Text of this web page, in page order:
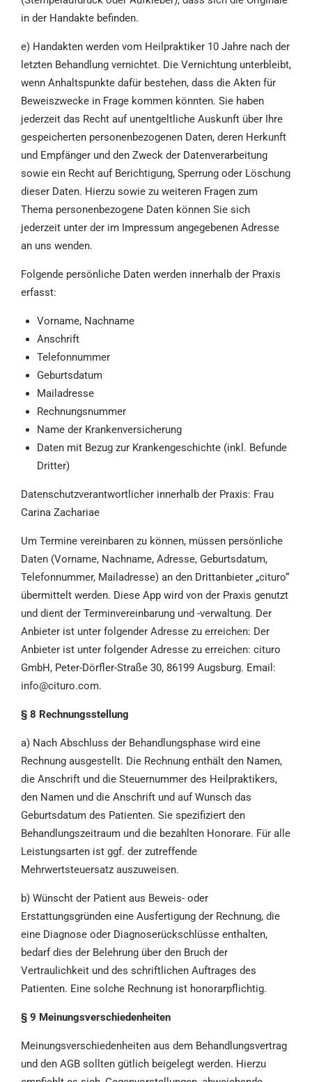
in der Handakte befinden.
e) Handakten werden vom Heilpraktiker 10 Jahre nach der
letzten Behandlung vernichtet. Die Vernichtung unterbleibt,
wenn Anhaltspunkte dafür bestehen, dass die Akten für
Beweiszwecke in Frage kommen könnten. Sie haben
jederzeit das Recht auf unentgeltliche Auskunft über Ihre
gespeicherten personenbezogenen Daten, deren Herkunft
und Empfänger und den Zweck der Datenverarbeitung
sowie ein Recht auf Berichtigung, Sperrung oder Löschung
dieser Daten. Hierzu sowie zu weiteren Fragen zum
Thema personenbezogene Daten können Sie sich
jederzeit unter der im Impressum angegebenen Adresse
an uns wenden.
Folgende persönliche Daten werden innerhalb der Praxis
erfasst:
Vorname, Nachname
Anschrift
Telefonnummer
Geburtsdatum
Mailadresse
Rechnungsnummer
Name der Krankenversicherung
Daten mit Bezug zur Krankengeschichte (inkl. Befunde
Dritter)
Datenschutzverantwortlicher innerhalb der Praxis: Frau
Carina Zachariae
Um Termine vereinbaren zu können, müssen persönliche
Daten (Vorname, Nachname, Adresse, Geburtsdatum,
Telefonnummer, Mailadresse) an den Drittanbieter „cituro“
übermittelt werden. Diese App wird von der Praxis genutzt
und dient der Terminvereinbarung und -verwaltung. Der
Anbieter ist unter folgender Adresse zu erreichen: Der
Anbieter ist unter folgender Adresse zu erreichen: cituro
GmbH, Peter-Dörfler-Straße 30, 86199 Augsburg. Email:
info@cituro.com.
§ 8 Rechnungsstellung
a) Nach Abschluss der Behandlungsphase wird eine
Rechnung ausgestellt. Die Rechnung enthält den Namen,
die Anschrift und die Steuernummer des Heilpraktikers,
den Namen und die Anschrift und auf Wunsch das
Geburtsdatum des Patienten. Sie spezifiziert den
Behandlungszeitraum und die bezahlten Honorare. Für alle
Leistungsarten ist ggf. der zutreffende
Mehrwertsteuersatz auszuweisen.
b) Wünscht der Patient aus Beweis- oder
Erstattungsgründen eine Ausfertigung der Rechnung, die
eine Diagnose oder Diagnoserückschlüsse enthalten,
bedarf dies der Belehrung über den Bruch der
Vertraulichkeit und des schriftlichen Auftrages des
Patienten. Eine solche Rechnung ist honorarpflichtig.
§ 9 Meinungsverschiedenheiten
Meinungsverschiedenheiten aus dem Behandlungsvertrag
und den AGB sollten gütlich beigelegt werden. Hierzu